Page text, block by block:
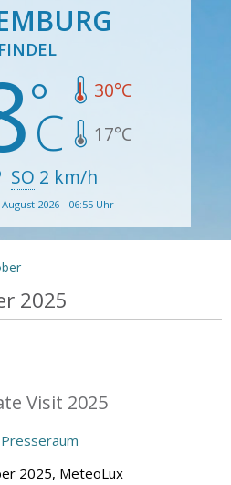
FINDEL
30°C
17°C
SO 2 km/h
2026 - 06:55 Uhr
2025
Visit 2025
Presseraum
2025, MeteoLux